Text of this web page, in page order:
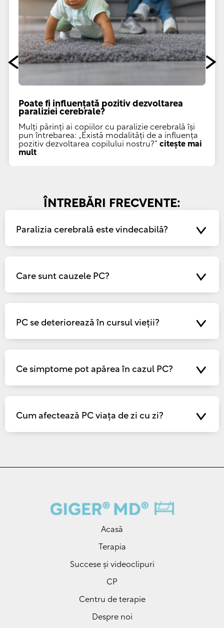
Poate fi influențată pozitiv dezvoltarea
paraliziei cerebrale?
Mulți părinți ai copiilor cu paralizie cerebrală își
pun întrebarea: „Există modalități de a influența
pozitiv dezvoltarea copilului nostru?“ citește mai
mult
ÎNTREBĂRI FRECVENTE:
Paralizia cerebrală este vindecabilă?
Care sunt cauzele PC?
PC se deteriorează în cursul vieții?
Ce simptome pot apărea în cazul PC?
Cum afectează PC viața de zi cu zi?
Acasă
Terapia
Succese și videoclipuri
CP
Centru de terapie
Despre noi